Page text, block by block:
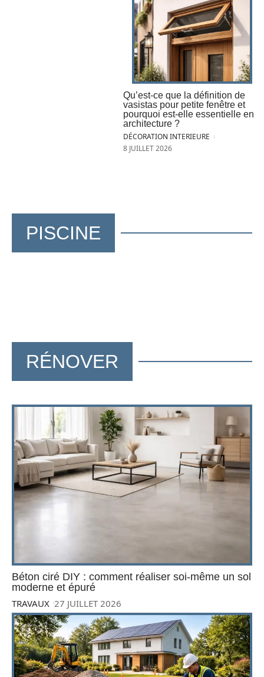
Qu’est-ce que la définition de
vasistas pour petite fenêtre et
pourquoi est-elle essentielle en
architecture ?
DÉCORATION INTERIEURE
8 JUILLET 2026
PISCINE
RÉNOVER
Béton ciré DIY : comment réaliser soi-même un sol
moderne et épuré
TRAVAUX 27 JUILLET 2026